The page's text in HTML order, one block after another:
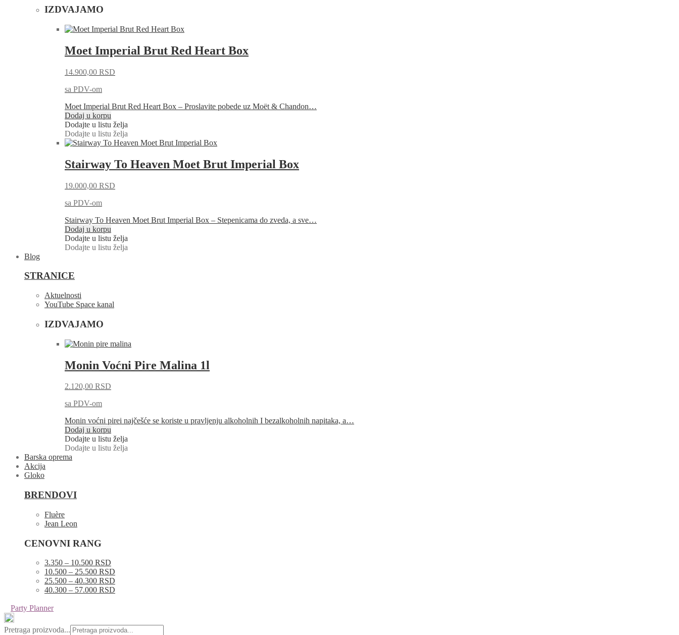
IZDVAJAMO
Moet Imperial Brut Red Heart Box
14.900,00 RSD
sa PDV-om
Moet Imperial Brut Red Heart Box – Proslavite pobede uz Moët & Chandon…
Dodaj u korpu
Dodajte u listu želja
Dodajte u listu želja
Stairway To Heaven Moet Brut Imperial Box
19.000,00 RSD
sa PDV-om
Stairway To Heaven Moet Brut Imperial Box – Stepenicama do zveda, a sve…
Dodaj u korpu
Dodajte u listu želja
Dodajte u listu želja
Blog
STRANICE
Aktuelnosti
YouTube Space kanal
IZDVAJAMO
Monin Voćni Pire Malina 1l
2.120,00 RSD
sa PDV-om
Monin voćni pirei najčešće se koriste u pravljenju alkoholnih I bezalkoholnih napitaka, a…
Dodaj u korpu
Dodajte u listu želja
Dodajte u listu želja
Barska oprema
Akcija
Gloko
BRENDOVI
Fluère
Jean Leon
CENOVNI RANG
3.350 – 10.500 RSD
10.500 – 25.500 RSD
25.500 – 40.300 RSD
40.300 – 57.000 RSD
Party Planner
Pretraga proizvoda...